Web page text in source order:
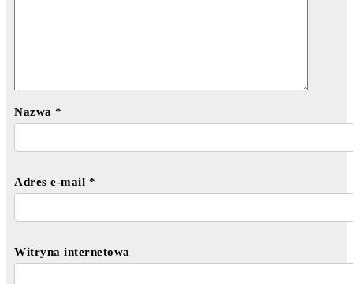
Nazwa *
Adres e-mail *
Witryna internetowa